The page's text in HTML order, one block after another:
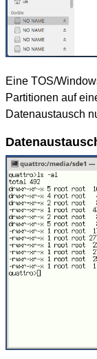
Eine TOS/
Partitionen auf
Datenaustausch